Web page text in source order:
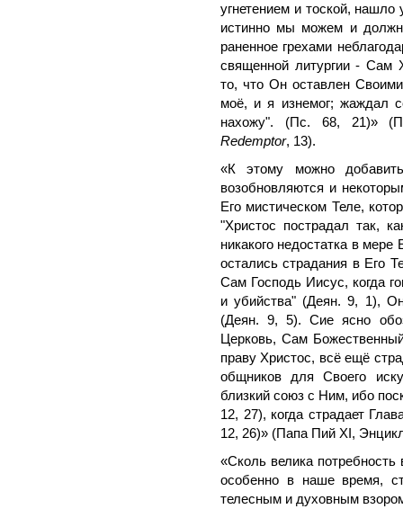
угнетением и тоской,
истинно мы можем и
раненное грехами
священной литургии - Сам
то, что Он оставлен
моё, и я изнемог; жаждал
нахожу". (Пс. 68, 21)»
Redemptor, 13).
«К этому можно
возобновляются и
Его мистическом Теле,
"Христос пострадал так,
никакого недостатка в
остались страдания в Его
Сам Господь Иисус, когда
и убийства" (Деян. 9, 1),
(Деян. 9, 5). Сие ясно
Церковь, Сам
праву Христос, всё ещё
общников для Своего
близкий союз с Ним, ибо
12, 27), когда страдает
12, 26)» (Папа Пий XI,
«Сколь велика
особенно в наше время,
телесным и духовным